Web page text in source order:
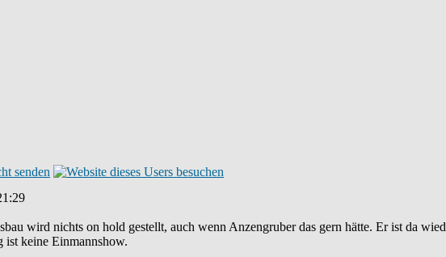
wird nichts on hold gestellt, auch wenn Anzengruber das gern hätte. Er ist da
ist keine Einmannshow.